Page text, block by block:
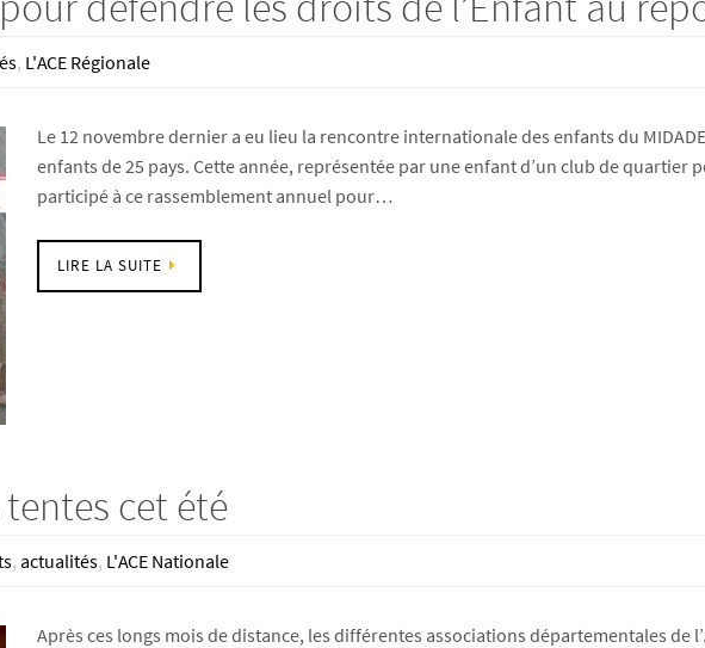
, L'ACE Régionale
Le 12 novembre dernier a eu lieu la rencontre internationale des enfants du
enfants de 25 pays. Cette année, représentée par une enfant d’un club de quartier
participé à ce rassemblement annuel pour…
LIRE LA SUITE
tentes cet été
, actualités, L'ACE Nationale
Après ces longs mois de distance, les différentes associations départementales de